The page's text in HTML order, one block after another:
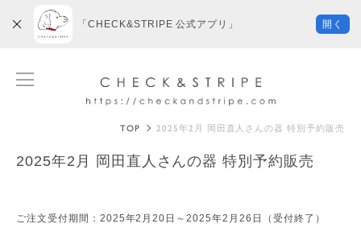
TOP 2025年2月 岡田直人さんの器 特別予約販売
2025年2月 岡田直人さんの器 特別予約販売
ご注文受付期間：2025年2月20日～2025年2月26日（受付終了）
「CHECK&STRIPE 公式アプリ」 開く